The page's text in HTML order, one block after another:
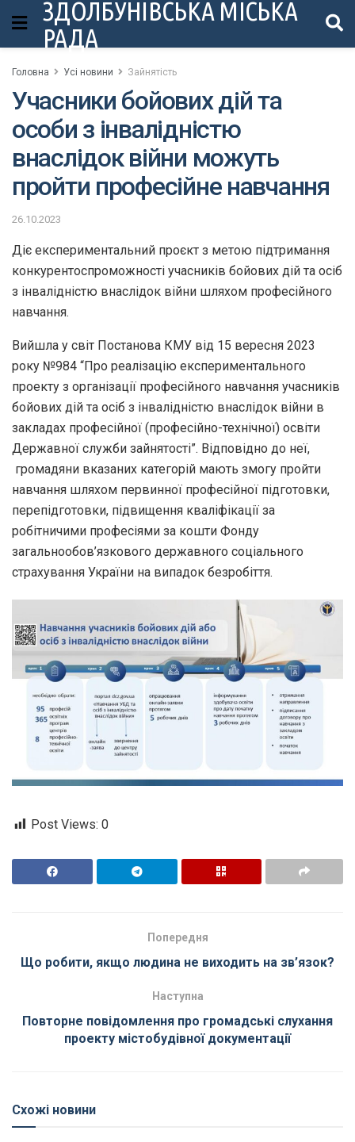
ЗДОЛБУНІВСЬКА МІСЬКА
РАДА
Головна Усі новини Зайнятість
Учасники бойових дій та
особи з інвалідністю
внаслідок війни можуть
пройти професійне навчання
26.10.2023
Діє експериментальний проєкт з метою підтримання
конкурентоспроможності учасників бойових дій та осіб
з інвалідністю внаслідок війни шляхом професійного
навчання.
Вийшла у світ Постанова КМУ від 15 вересня 2023
року №984 “Про реалізацію експериментального
проекту з організації професійного навчання учасників
бойових дій та осіб з інвалідністю внаслідок війни в
закладах професійної (професійно-технічної) освіти
Державної служби зайнятості”. Відповідно до неї,
громадяни вказаних категорій мають змогу пройти
навчання шляхом первинної професійної підготовки,
перепідготовки, підвищення кваліфікації за
робітничими професіями за кошти Фонду
загальнообов’язкового державного соціального
страхування України на випадок безробіття.
Post Views: 0
Попередня
Що робити, якщо людина не виходить на зв’язок?
Наступна
Повторне повідомлення про громадські слухання
проекту містобудівної документації
Схожі новини